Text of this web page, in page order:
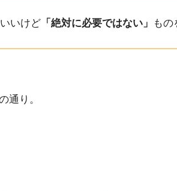
いけど 「絶対に必要ではない」 もの
通り。